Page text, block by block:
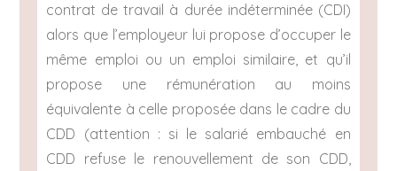
contrat de travail à durée indéterminée (CDI)
alors que l’employeur lui propose d’occuper le
même emploi ou un emploi similaire, et qu’il
propose une rémunération au moins
équivalente à celle proposée dans le cadre du
CDD (attention : si le salarié embauché en
CDD refuse le renouvellement de son CDD,